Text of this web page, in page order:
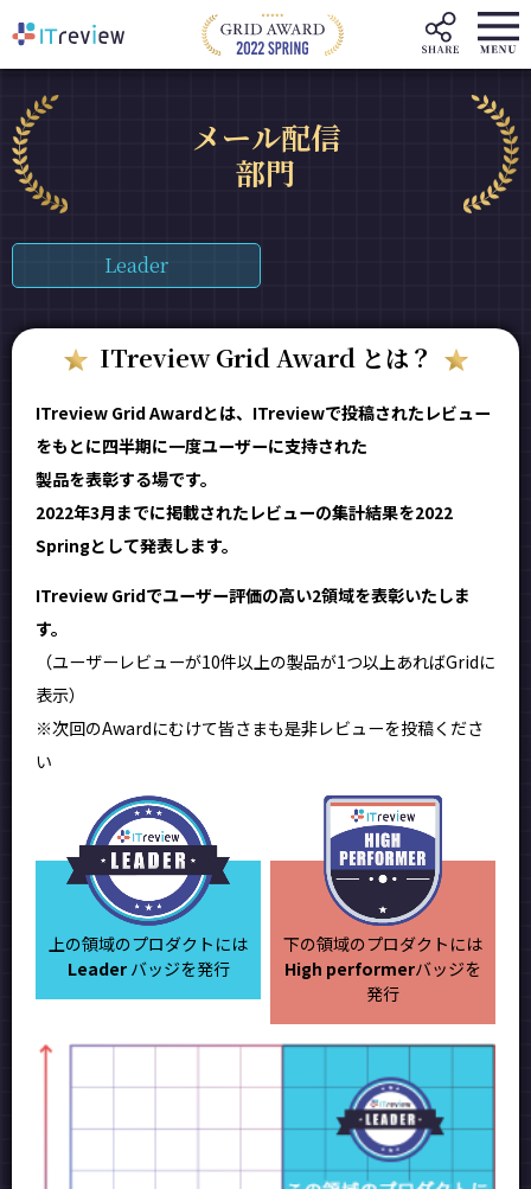
メール配信
部門
Leader
ITreview Grid Award とは？
ITreview Grid Awardとは、ITreviewで投稿されたレビュー
をもとに四半期に一度ユーザーに支持された
製品を表彰する場です。
2022年3月までに掲載されたレビューの集計結果を2022
Springとして発表します。
ITreview Gridでユーザー評価の高い2領域を表彰いたしま
す。
（ユーザーレビューが10件以上の製品が1つ以上あればGridに
表示）
※次回のAwardにむけて皆さまも是非レビューを投稿くださ
い
上の領域のプロダクトには
Leaderバッジを発行
下の領域のプロダクトには
High performerバッジを
発行